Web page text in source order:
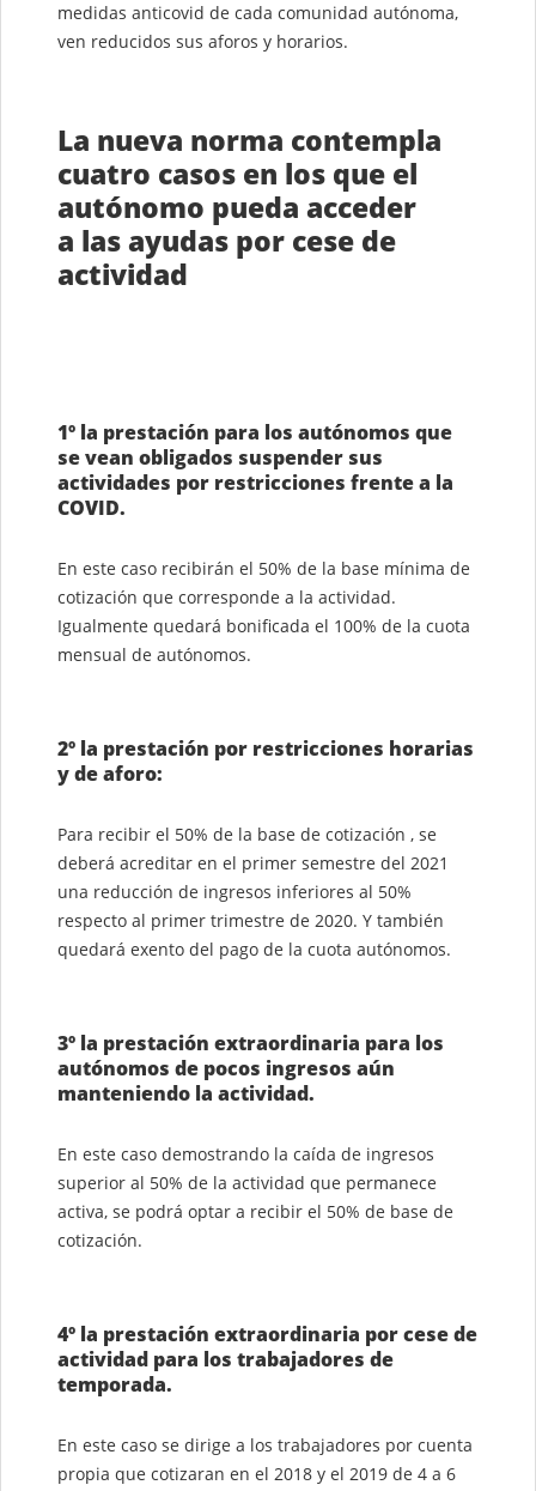
medidas anticovid de cada comunidad autónoma,
ven reducidos sus aforos y horarios.
La nueva norma contempla
cuatro casos en los que el
autónomo pueda acceder
a las ayudas por cese de
actividad
1º la prestación para los autónomos que
se vean obligados suspender sus
actividades por restricciones frente a la
COVID.
En este caso recibirán el 50% de la base mínima de
cotización que corresponde a la actividad.
Igualmente quedará bonificada el 100% de la cuota
mensual de autónomos.
2º la prestación por restricciones horarias
y de aforo:
Para recibir el 50% de la base de cotización , se
deberá acreditar en el primer semestre del 2021
una reducción de ingresos inferiores al 50%
respecto al primer trimestre de 2020. Y también
quedará exento del pago de la cuota autónomos.
3º la prestación extraordinaria para los
autónomos de pocos ingresos aún
manteniendo la actividad.
En este caso demostrando la caída de ingresos
superior al 50% de la actividad que permanece
activa, se podrá optar a recibir el 50% de base de
cotización.
4º la prestación extraordinaria por cese de
actividad para los trabajadores de
temporada.
En este caso se dirige a los trabajadores por cuenta
propia que cotizaran en el 2018 y el 2019 de 4 a 6